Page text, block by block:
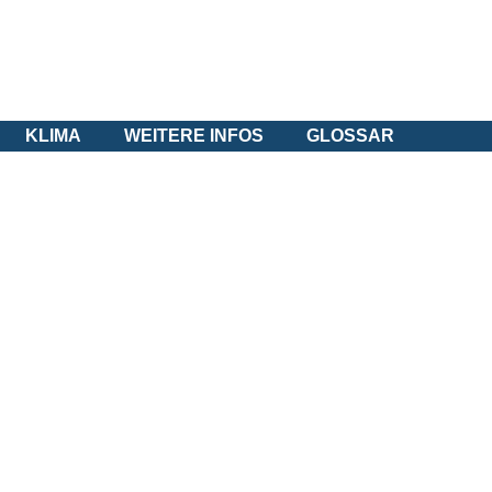
KLIMA WEITERE INFOS GLOSSAR